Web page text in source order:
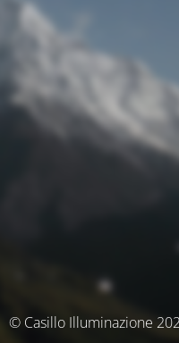
© Casillo Illuminazione